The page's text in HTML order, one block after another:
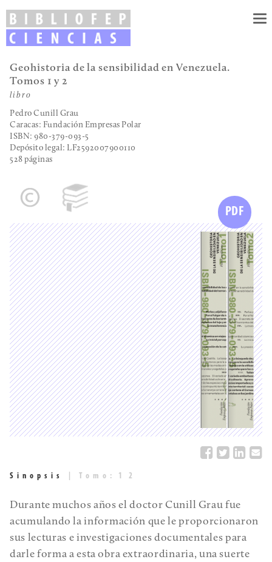
Geohistoria de la sensibilidad en Venezuela.
Tomos 1 y 2
libro
Pedro Cunill Grau
Caracas: Fundación Empresas Polar
ISBN: 980-379-093-5
Depósito legal: LF2592007900110
528 páginas
PDF
Sinopsis Tomo: 1 2
Durante muchos años el doctor Cunill Grau fue
acumulando la información que le proporcionaron
sus lecturas e investigaciones documentales para
darle forma a esta obra extraordinaria, una suerte